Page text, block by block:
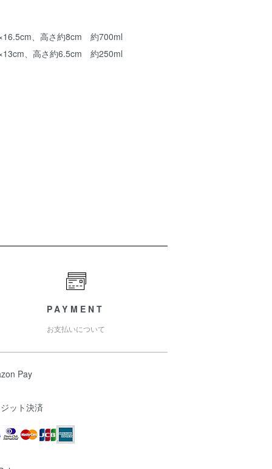
、高さ約8cm 約700ml
、高さ約6.5cm 約250ml
PAYMENT
お支払いについて
Pay
ット決済